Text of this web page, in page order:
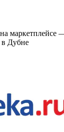
маркетплейсе
в Дубне